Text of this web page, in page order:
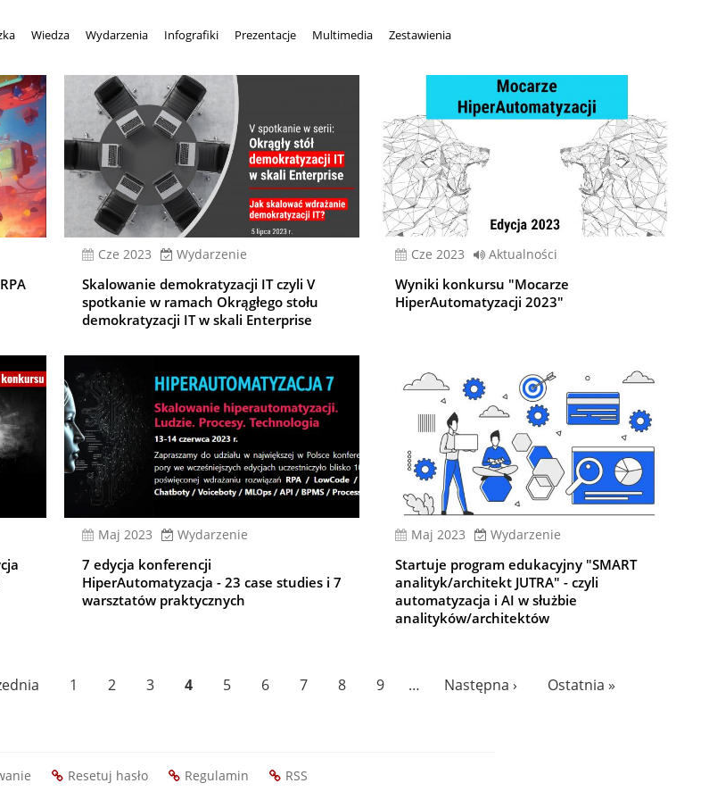
Wiedza Wydarzenia Infografiki Prezentacje Multimedia Zestawienia
cze 2023 Wydarzenie
Skalowanie demokratyzacji IT czyli V
spotkanie w ramach Okrągłego stołu
demokratyzacji IT w skali Enterprise
cze 2023 Aktualności
Wyniki konkursu "Mocarze
HiperAutomatyzacji 2023"
Maj 2023 Wydarzenie
7 edycja konferencji
HiperAutomatyzacja - 23 case studies i 7
warsztatów praktycznych
Maj 2023 Wydarzenie
Startuje program edukacyjny "SMART
analityk/architekt JUTRA" - czyli
automatyzacja i AI w służbie
analityków/architektów
Page
1 Page
2 Page
3
Bieżąca
4 Page
5 Page
6 Page
7 Page
8 Page
9 …
Następna
Następna ›
Ostatnia
Ostatnia »
Resetuj hasło Regulamin RSS